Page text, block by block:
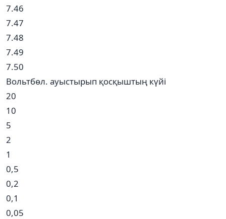
7.46
7.47
7.48
7.49
7.50
Вольтбөл. ауыстырып қосқыштың күйі
20
10
5
2
1
0,5
0,2
0,1
0,05